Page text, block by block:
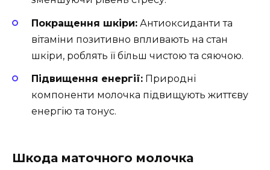
Покращення шкіри: Антиоксиданти та
вітаміни позитивно впливають на стан
шкіри, роблять її більш чистою та сяючою.
Підвищення енергії: Природні
компоненти молочка підвищують життєву
енергію та тонус.
Шкода маточного молочка